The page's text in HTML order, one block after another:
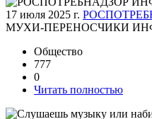
17 июля 2025 г.
МУХИ-ПЕРЕНОСЧИКИ
Общество
777
0
Читать полностью